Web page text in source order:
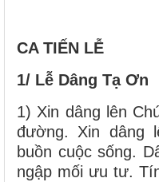
CA TIẾN LỄ
1/ Lễ Dâng Tạ Ơn
1) Xin dâng lên
đường. Xin dâng
buồn cuộc sống.
ngập mối ưu tư.